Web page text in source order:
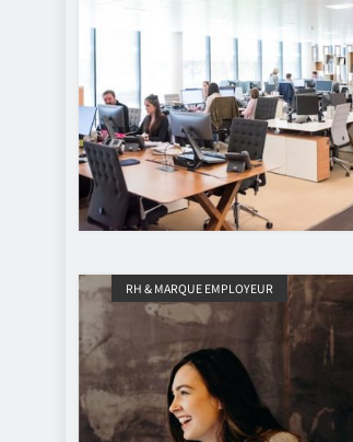
RH & MARQUE EMPLOYEUR